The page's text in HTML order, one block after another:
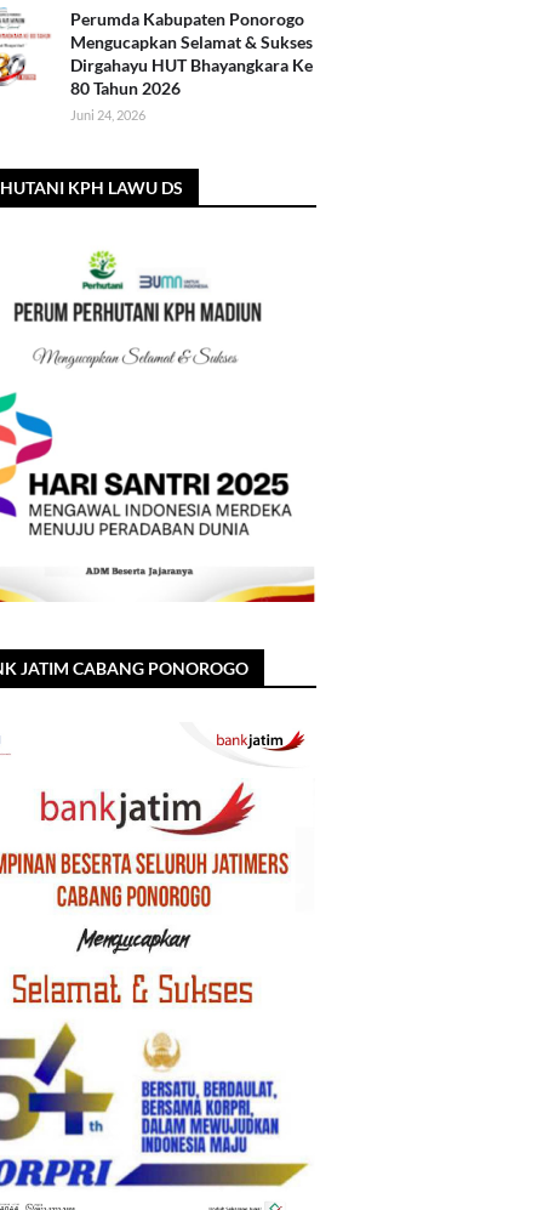
Perumda Kabupaten Ponorogo
Mengucapkan Selamat & Sukses
Dirgahayu HUT Bhayangkara Ke
80 Tahun 2026
Juni 24, 2026
KPH LAWU DS
JATIM CABANG PONOROGO